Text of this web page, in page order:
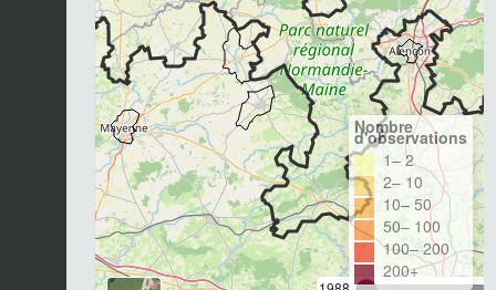
Nombre
d'observations
1– 2
2– 10
10– 50
50– 100
100– 200
200+